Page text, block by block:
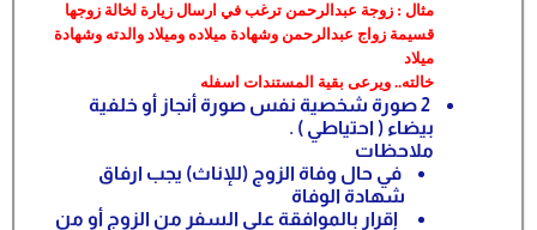
مثال : زوجة عبدالرحمن ترغب في ارسال زيارة لخالة زوجها
قسيمة زواج عبدالرحمن وشهادة ميلاده وميلاد والدته وشهادة
ميلاد
خالته.. ويرعى بقية المستندات اسفله
2 صورة شخصية نفس صورة أنجاز أو خلفية
بيضاء ( احتياطي ) .
ملاحظات
في حال وفاة الزوج (للإناث) يجب ارفاق
شهادة الوفاة
إقرار بالموافقة على السفر من الزوج أو من